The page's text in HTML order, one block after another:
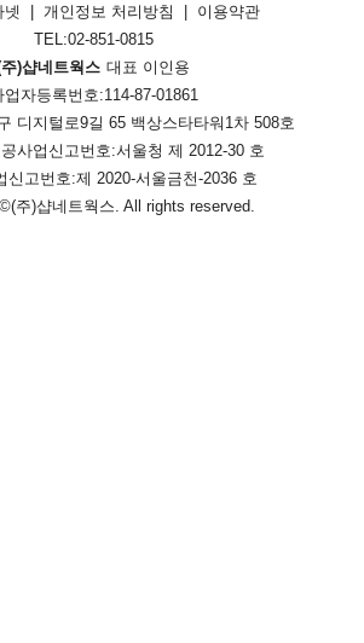
개인정보 처리방침
이용약관
TEL:02-851-0815
)샵네트웍스 대표 이인용
업자등록번호:114-87-01861
디지털로9길 65 백상스타타워1차 508호
사업신고번호:서울청 제 2012-30 호
신고번호:제 2020-서울금천-2036 호
(주)샵네트웍스 . All rights reserved.